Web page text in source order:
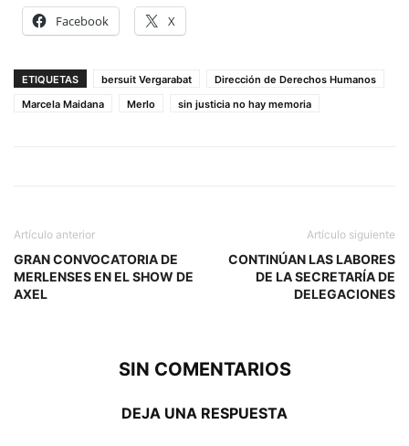
Facebook X
ETIQUETAS bersuit Vergarabat
Dirección de Derechos Humanos
Marcela Maidana
Merlo sin justicia no hay memoria
Artículo anterior
GRAN CONVOCATORIA DE
MERLENSES EN EL SHOW DE
AXEL
Artículo siguiente
CONTINÚAN LAS LABORES
DE LA SECRETARÍA DE
DELEGACIONES
SIN COMENTARIOS
DEJA UNA RESPUESTA